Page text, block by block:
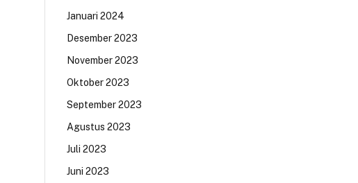
Januari 2024
Desember 2023
November 2023
Oktober 2023
September 2023
Agustus 2023
Juli 2023
Juni 2023